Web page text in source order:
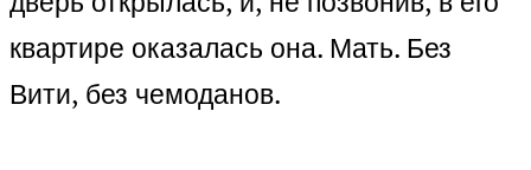
квартире оказалась она. Мать. Без
Вити, без чемоданов.